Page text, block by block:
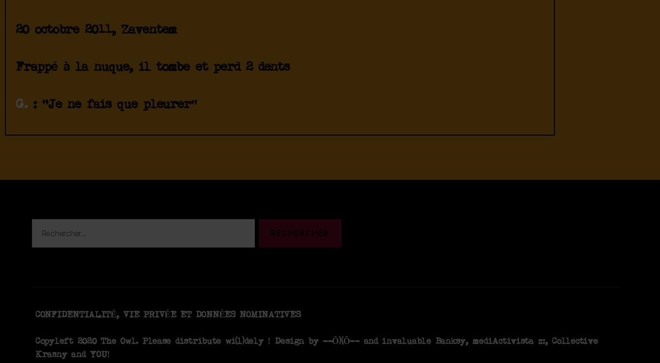
20 octobre 2011, Zaventem
Frappé à la nuque, il tombe et perd 2 dents
G.: “Je ne fais que pleurer”
CONFIDENTIALITÉ, VIE PRIVÉE ET DONNÉES NOMINATIVES
Copyleft 2020 The Owl. Please distribute wi(l)dely ! Design by --Ô)(Ô--and invaluable Banksy,mediActivista :::,Collective
Krasnyand YOU!